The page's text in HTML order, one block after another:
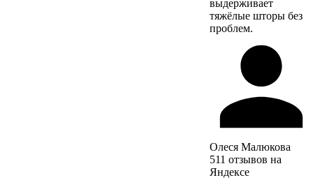
выдерживает
тяжёлые шторы без
проблем.
Олеся Малюкова
511 отзывов на
Яндексе